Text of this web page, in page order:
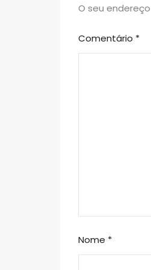
O seu
Comentário *
Nome *